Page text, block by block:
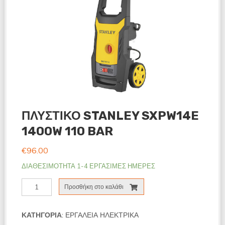
ΠΛΥΣΤΙΚΟ STANLEY SXPW14E
1400W 110 BAR
€96.00
ΔΙΑΘΕΣΙΜΟΤΗΤΑ 1-4 ΕΡΓΑΣΙΜΕΣ ΗΜΕΡΕΣ
ΠΛΥΣΤΙΚΟ
1400W
Προσθήκη στο καλάθι
ΚΑΤΗΓΟΡΊΑ: ΕΡΓΑΛΕΙΑ ΗΛΕΚΤΡΙΚΑ